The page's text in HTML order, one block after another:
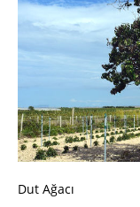
Dut Ağacı